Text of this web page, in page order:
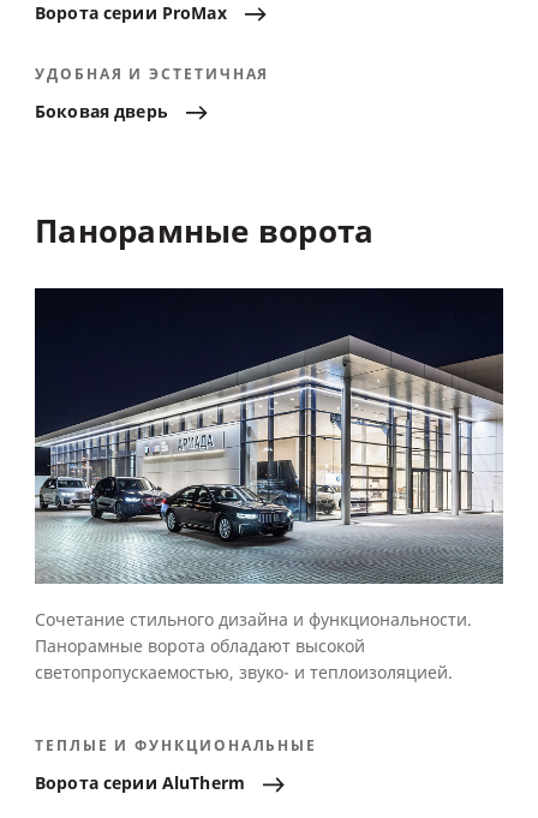
Воротасерии ProMax
УДОБНАЯ И ЭСТЕТИЧНАЯ
Боковаядверь
Панорамные ворота
ТЕПЛЫЕ И ФУНКЦИОНАЛЬНЫЕ
Воротасерии AluTherm
Сочетание стильного дизайна и функциональности.
Панорамные ворота обладают высокой
светопропускаемостью, звуко- и теплоизоляцией.